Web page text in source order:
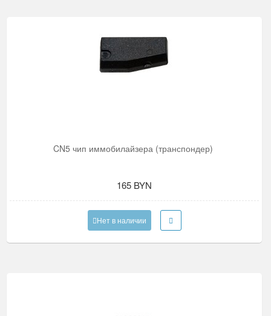
CN5 чип иммобилайзера (транспондер)
165 BYN
Нет в наличии